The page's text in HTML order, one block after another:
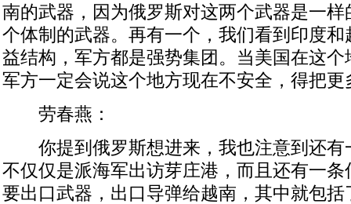
南的武器，因为俄罗斯对这两个武器是一
个体制的武器。再有一个，我们看到印度
益结构，军方都是强势集团。当美国在这
军方一定会说这个地方现在不安全，得把
劳春燕：
你提到俄罗斯想进来，我也注意到还有
不仅仅是派海军出访芽庄港，而且还有一
要出口武器，出口导弹给越南，其中就包括